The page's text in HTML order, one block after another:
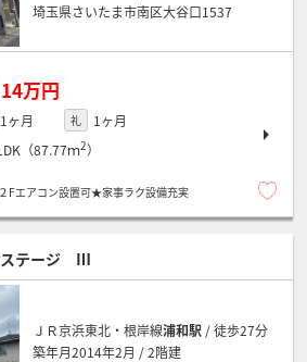
埼玉県さいたま市南区大谷口1537
14万円
1ヶ月 礼
1ヶ月
（87.77ｍ2）
Fエアコン設置可★家事ラク設備充実
ステージ Ⅲ
ＪＲ京浜東北・根岸線浦和駅 / 徒歩27分
築年月2014年2月 / 2階建